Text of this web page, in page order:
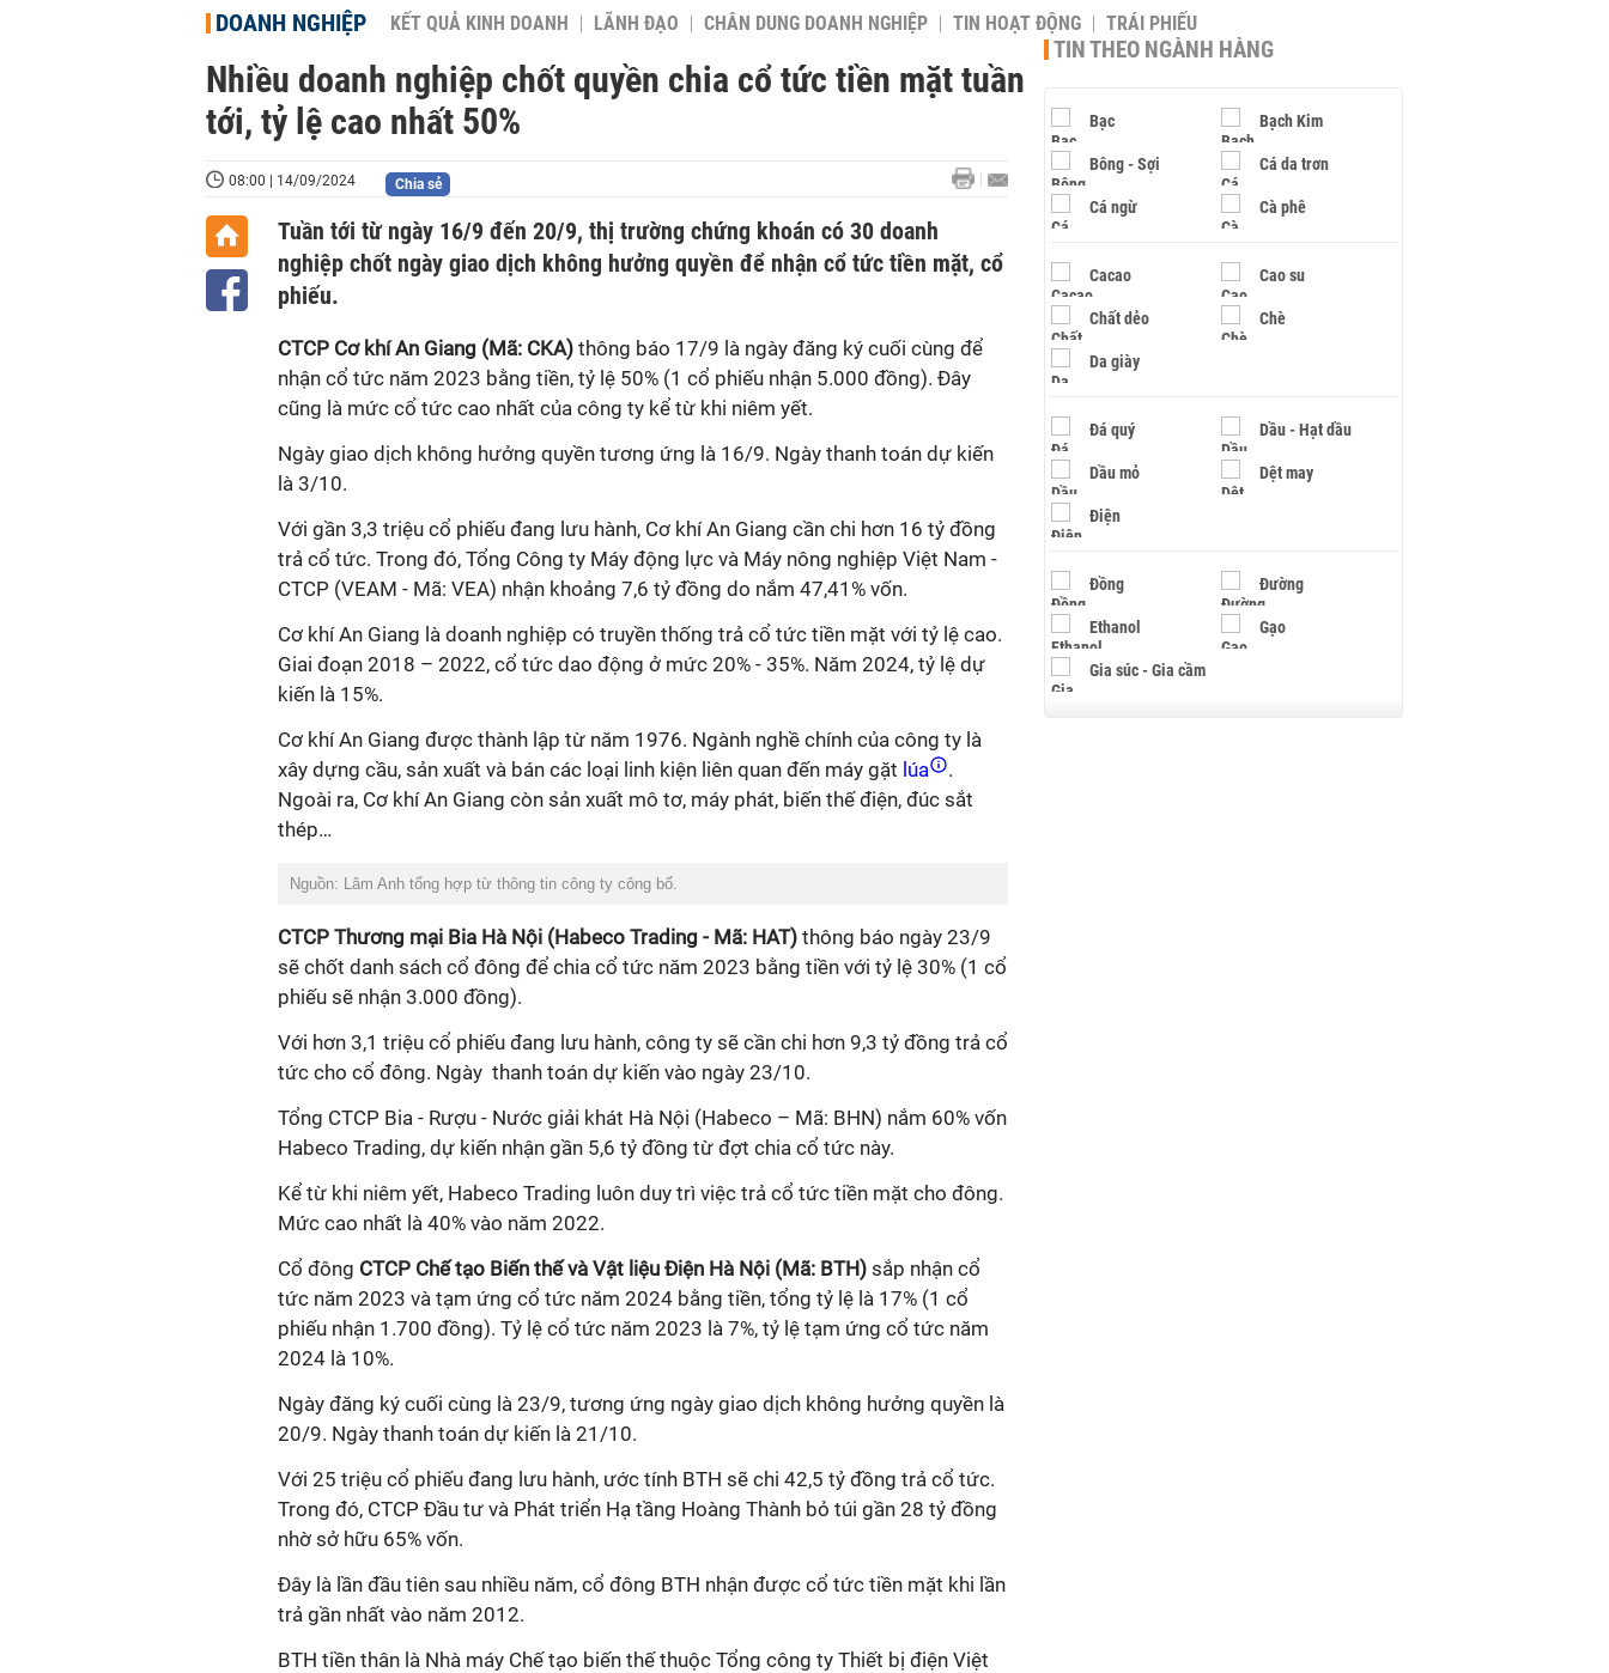
DOANH NGHIỆP KẾT QUẢ KINH DOANH LÃNH ĐẠO CHÂN DUNG DOANH NGHIỆP TIN HOẠT ĐỘNG TRÁI PHIẾU
Nhiều doanh nghiệp chốt quyền chia cổ tức tiền mặt tuần
tới, tỷ lệ cao nhất 50%
08:00 | 14/09/2024 Chia sẻ
Tuần tới từ ngày 16/9 đến 20/9, thị trường chứng khoán có 30 doanh
nghiệp chốt ngày giao dịch không hưởng quyền để nhận cổ tức tiền mặt, cổ
phiếu.
CTCP Cơ khí An Giang (Mã: CKA) thông báo 17/9 là ngày đăng ký cuối cùng để
nhận cổ tức năm 2023 bằng tiền, tỷ lệ 50% (1 cổ phiếu nhận 5.000 đồng). Đây
cũng là mức cổ tức cao nhất của công ty kể từ khi niêm yết.
Ngày giao dịch không hưởng quyền tương ứng là 16/9. Ngày thanh toán dự kiến
là 3/10.
Với gần 3,3 triệu cổ phiếu đang lưu hành, Cơ khí An Giang cần chi hơn 16 tỷ đồng
trả cổ tức. Trong đó, Tổng Công ty Máy động lực và Máy nông nghiệp Việt Nam -
CTCP (VEAM - Mã: VEA) nhận khoảng 7,6 tỷ đồng do nắm 47,41% vốn.
Cơ khí An Giang là doanh nghiệp có truyền thống trả cổ tức tiền mặt với tỷ lệ cao.
Giai đoạn 2018 – 2022, cổ tức dao động ở mức 20% - 35%. Năm 2024, tỷ lệ dự
kiến là 15%.
Cơ khí An Giang được thành lập từ năm 1976. Ngành nghề chính của công ty là
xây dựng cầu, sản xuất và bán các loại linh kiện liên quan đến máy gặt lúa
.
Ngoài ra, Cơ khí An Giang còn sản xuất mô tơ, máy phát, biến thế điện, đúc sắt
thép…
Nguồn: Lâm Anh tổng hợp từ thông tin công ty công bố.
CTCP Thương mại Bia Hà Nội (Habeco Trading - Mã: HAT) thông báo ngày 23/9
sẽ chốt danh sách cổ đông để chia cổ tức năm 2023 bằng tiền với tỷ lệ 30% (1 cổ
phiếu sẽ nhận 3.000 đồng).
Với hơn 3,1 triệu cổ phiếu đang lưu hành, công ty sẽ cần chi hơn 9,3 tỷ đồng trả cổ
tức cho cổ đông. Ngày thanh toán dự kiến vào ngày 23/10.
Tổng CTCP Bia - Rượu - Nước giải khát Hà Nội (Habeco – Mã: BHN) nắm 60% vốn
Habeco Trading, dự kiến nhận gần 5,6 tỷ đồng từ đợt chia cổ tức này.
Kể từ khi niêm yết, Habeco Trading luôn duy trì việc trả cổ tức tiền mặt cho đông.
Mức cao nhất là 40% vào năm 2022.
Cổ đông CTCP Chế tạo Biến thế và Vật liệu Điện Hà Nội (Mã: BTH) sắp nhận cổ
tức năm 2023 và tạm ứng cổ tức năm 2024 bằng tiền, tổng tỷ lệ là 17% (1 cổ
phiếu nhận 1.700 đồng). Tỷ lệ cổ tức năm 2023 là 7%, tỷ lệ tạm ứng cổ tức năm
2024 là 10%.
Ngày đăng ký cuối cùng là 23/9, tương ứng ngày giao dịch không hưởng quyền là
20/9. Ngày thanh toán dự kiến là 21/10.
Với 25 triệu cổ phiếu đang lưu hành, ước tính BTH sẽ chi 42,5 tỷ đồng trả cổ tức.
Trong đó, CTCP Đầu tư và Phát triển Hạ tầng Hoàng Thành bỏ túi gần 28 tỷ đồng
nhờ sở hữu 65% vốn.
Đây là lần đầu tiên sau nhiều năm, cổ đông BTH nhận được cổ tức tiền mặt khi lần
trả gần nhất vào năm 2012.
BTH tiền thân là Nhà máy Chế tạo biến thế thuộc Tổng công ty Thiết bị điện Việt
TIN THEO NGÀNH HÀNG
Bạc Bạch Kim
Bông - Sợi Cá da trơn
Cá ngừ Cà phê
Cacao Cao su
Chất dẻo Chè
Da giày
Đá quý Dầu - Hạt dầu
Dầu mỏ Dệt may
Điện
Đồng Đường
Ethanol Gạo
Gia súc - Gia cầm